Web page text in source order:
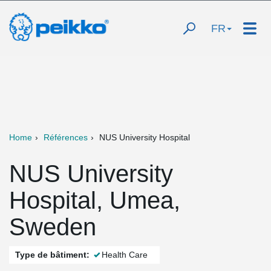
FR
Home Références NUS University Hospital
NUS University
Hospital, Umea,
Sweden
Type de bâtiment: Health Care